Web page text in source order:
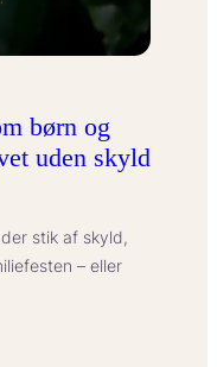
børn og
uden skyld
stik af skyld,
– eller